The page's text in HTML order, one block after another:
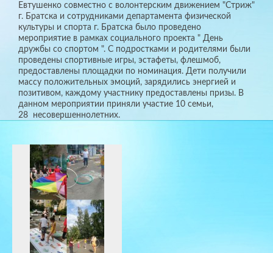
Евтушенко совместно с волонтерским движением "Стриж"
г. Братска и сотрудниками департамента физической
культуры и спорта г. Братска было проведено
мероприятие в рамках социального проекта " День
дружбы со спортом ". С подростками и родителями были
проведены спортивные игры, эстафеты, флешмоб,
предоставлены площадки по номинация. Дети получили
массу положительных эмоций, зарядились энергией и
позитивом, каждому участнику предоставлены призы. В
данном мероприятии приняли участие 10 семьи,
28 несовершеннолетних.